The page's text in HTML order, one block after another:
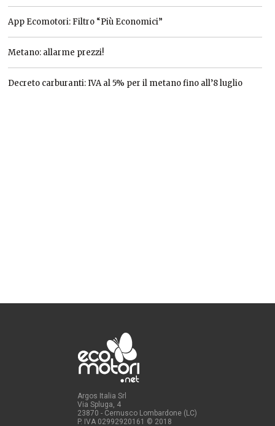
App Ecomotori: Filtro “Più Economici”
Metano: allarme prezzi!
Decreto carburanti: IVA al 5% per il metano fino all’8 luglio
Argos Italia Srl
Via Spluga, 4
23870 - Cernusco Lombardone (LC)
P. IVA 02992920161 © 2018